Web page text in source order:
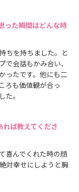
った瞬間はどんな時
ちを持ちました。と
会話もかみ合い、
ったです。他にも二
ろも価値観が合っ
た。
ば教えてくださ
喜んでくれた時の顔
対幸せにしようと胸